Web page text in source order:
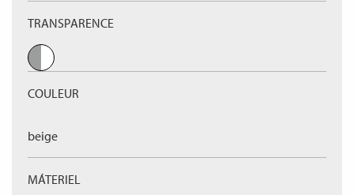
TRANSPARENCE
COULEUR
beige
MÁTERIEL